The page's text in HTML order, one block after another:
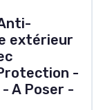
extérieur
-
A Poser -